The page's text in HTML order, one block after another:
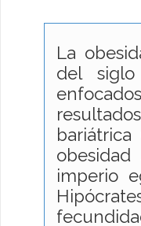
La
del siglo
imperio